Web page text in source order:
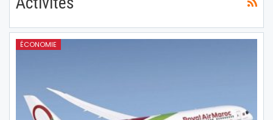
ÉCONOMIE